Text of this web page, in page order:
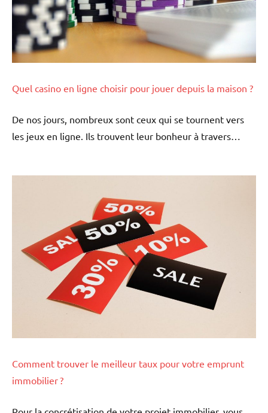
Quel casino en ligne choisir pour jouer depuis la maison ?
De nos jours, nombreux sont ceux qui se tournent vers
les jeux en ligne. Ils trouvent leur bonheur à travers…
Comment trouver le meilleur taux pour votre emprunt
immobilier ?